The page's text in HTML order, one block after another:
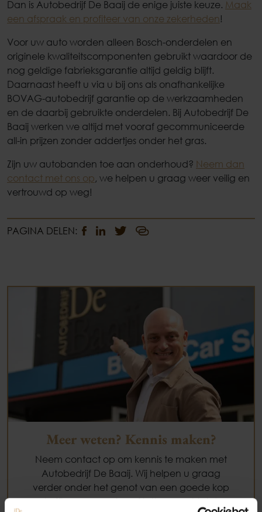
Dan is Autobedrijf De Baaij de enige juiste keuze. Maak
een afspraak en profiteer van onze zekerheden!
Voor uw auto worden alleen Bosch-onderdelen en
originele kwaliteitscomponenten gebruikt waardoor de
nog geldige fabrieksgarantie altijd geldig blijft.
Daarnaast heeft u via u bij ons als onafhankelijke
BOVAG-autobedrijf garantie op de werkzaamheden
en de daarbij gebruikte onderdelen. Bij Autobedrijf De
Baaij werken we altijd met vooraf gecommuniceerde
all-in prijzen zonder addertjes onder het gras.
Zijn uw autobanden toe aan onderhoud? Neem dan
contact met ons op, we helpen u graag weer veilig en
vertrouwd op weg!
PAGINA DELEN:
Meer weten? Kennis maken?
Neem contact op om kennis te maken met
Autobedrijf De Baaij. Wij helpen u graag
verder onder het genot van een goede kop
koffie, cappuccino of latte macchiato!
Occasions